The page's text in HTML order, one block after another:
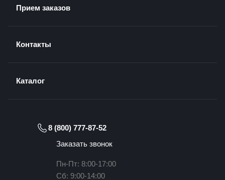
Прием заказов
Контакты
Каталог
8 (800) 777-87-52
Заказать звонок
Пн-Пт: 8:00-17:00
Сб: 9:00-14:00